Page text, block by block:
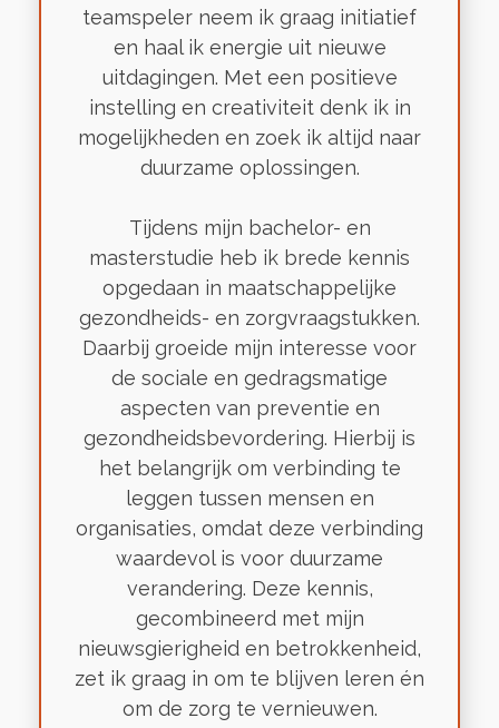
teamspeler neem ik graag initiatief
en haal ik energie uit nieuwe
uitdagingen. Met een positieve
instelling en creativiteit denk ik in
mogelijkheden en zoek ik altijd naar
duurzame oplossingen.
Tijdens mijn bachelor- en
masterstudie heb ik brede kennis
opgedaan in maatschappelijke
gezondheids- en zorgvraagstukken.
Daarbij groeide mijn interesse voor
de sociale en gedragsmatige
aspecten van preventie en
gezondheidsbevordering. Hierbij is
het belangrijk om verbinding te
leggen tussen mensen en
organisaties, omdat deze verbinding
waardevol is voor duurzame
verandering. Deze kennis,
gecombineerd met mijn
nieuwsgierigheid en betrokkenheid,
zet ik graag in om te blijven leren én
om de zorg te vernieuwen.